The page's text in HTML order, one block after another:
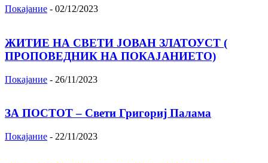
Покајание - 02/12/2023
ЖИТИЕ НА СВЕТИ ЈОВАН ЗЛАТОУСТ (
ПРОПОВЕДНИК НА ПОКАЈАНИЕТО)
Покајание - 26/11/2023
ЗА ПОСТОТ – Свети Григориј Палама
Покајание - 22/11/2023